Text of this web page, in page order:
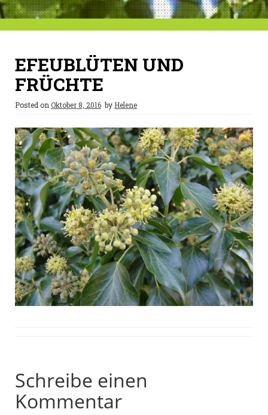
EFEUBLÜTEN UND
FRÜCHTE
Posted on Oktober 8, 2016 by Helene
Schreibe einen
Kommentar